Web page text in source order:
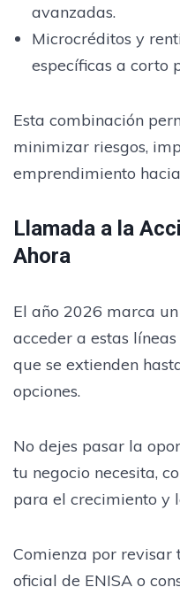
avanzadas.
Microcréditos y
específicas a corto
Esta combinación
minimizar riesgos,
emprendimiento
Llamada a la
Ahora
El año 2026 marca
acceder a estas
que se extienden
opciones.
No dejes pasar la
tu negocio necesita,
para el crecimiento y
Comienza por
oficial de ENISA o